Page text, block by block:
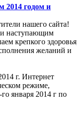
2014 годом и
нашего сайта!
наступающим
крепкого
желаний и
г. Интернет
режиме,
го января 2014 г по